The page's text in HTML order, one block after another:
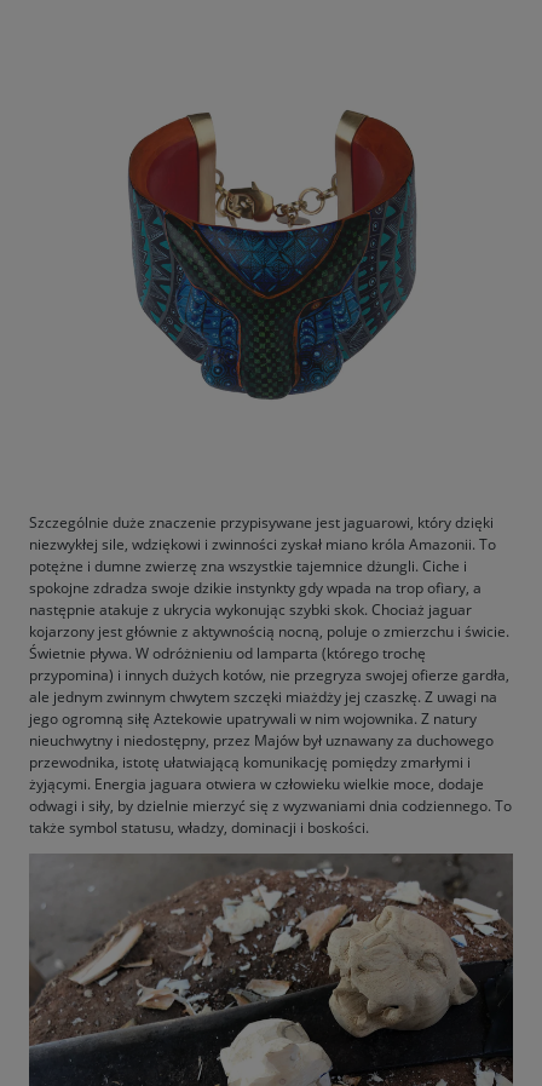
Szczególnie duże znaczenie przypisywane jest jaguarowi, który dzięki
niezwykłej sile, wdziękowi i zwinności zyskał miano króla Amazonii. To
potężne i dumne zwierzę zna wszystkie tajemnice dżungli. Ciche i
spokojne zdradza swoje dzikie instynkty gdy wpada na trop ofiary, a
następnie atakuje z ukrycia wykonując szybki skok. Chociaż jaguar
kojarzony jest głównie z aktywnością nocną, poluje o zmierzchu i świcie.
Świetnie pływa. W odróżnieniu od lamparta (którego trochę
przypomina) i innych dużych kotów, nie przegryza swojej ofierze gardła,
ale jednym zwinnym chwytem szczęki miażdży jej czaszkę. Z uwagi na
jego ogromną siłę Aztekowie upatrywali w nim wojownika. Z natury
nieuchwytny i niedostępny, przez Majów był uznawany za duchowego
przewodnika, istotę ułatwiającą komunikację pomiędzy zmarłymi i
żyjącymi. Energia jaguara otwiera w człowieku wielkie moce, dodaje
odwagi i siły, by dzielnie mierzyć się z wyzwaniami dnia codziennego. To
także symbol statusu, władzy, dominacji i boskości.